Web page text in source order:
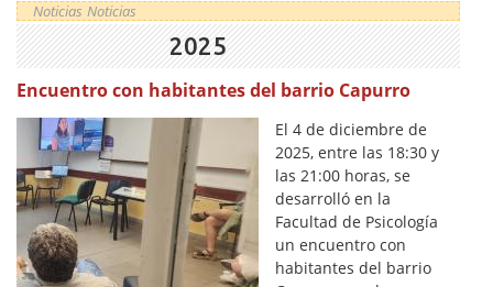
Noticias Noticias
2025
Encuentro con habitantes del barrio Capurro
El 4 de diciembre de
2025, entre las 18:30 y
las 21:00 horas, se
desarrolló en la
Facultad de Psicología
un encuentro con
habitantes del barrio